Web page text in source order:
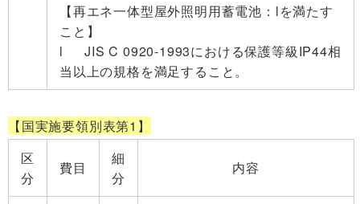
【再エネ一体型屋外照明用蓄電池：lを満たす
こと】
l JIS C 0920-1993における保護等級IP44相
当以上の規格を満足すること。
【国実施要領別表第1】
区
分
費目
細
分
内容